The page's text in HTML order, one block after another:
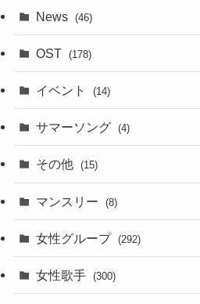
News (46)
OST (178)
イベント (14)
サマーソング (4)
その他 (15)
マンスリー (8)
女性グループ (292)
女性歌手 (300)